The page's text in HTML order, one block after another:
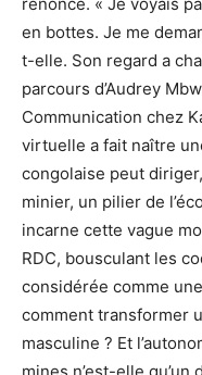
en bottes. Je me
t-elle. Son regard a
parcours d’Audrey
Communication chez
virtuelle a fait naître
congolaise peut
minier, un pilier de
incarne cette vague
RDC, bousculant les
considérée comme
comment transformer
masculine ? Et
mines n’est-elle